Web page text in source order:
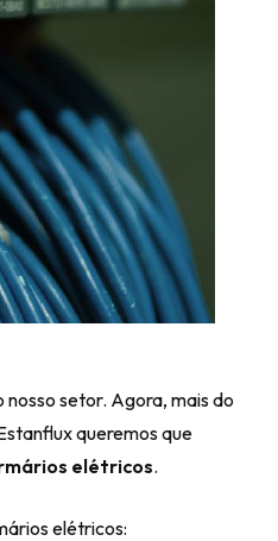
setor. Agora, mais do
queremos que
elétricos.
elétricos: